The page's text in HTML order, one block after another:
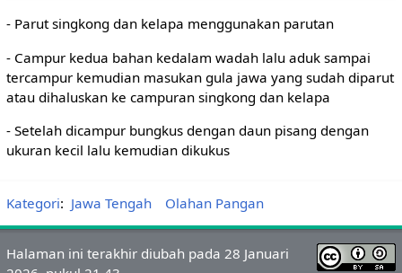
- Parut singkong dan kelapa menggunakan parutan
- Campur kedua bahan kedalam wadah lalu aduk sampai
tercampur kemudian masukan gula jawa yang sudah diparut
atau dihaluskan ke campuran singkong dan kelapa
- Setelah dicampur bungkus dengan daun pisang dengan
ukuran kecil lalu kemudian dikukus
Kategori: Jawa Tengah Olahan Pangan
Halaman ini terakhir diubah pada 28 Januari